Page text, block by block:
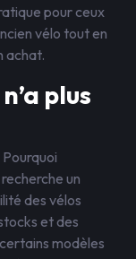
pour ceux
vélo tout en
achat.
plus
un
des vélos
et des
modèles